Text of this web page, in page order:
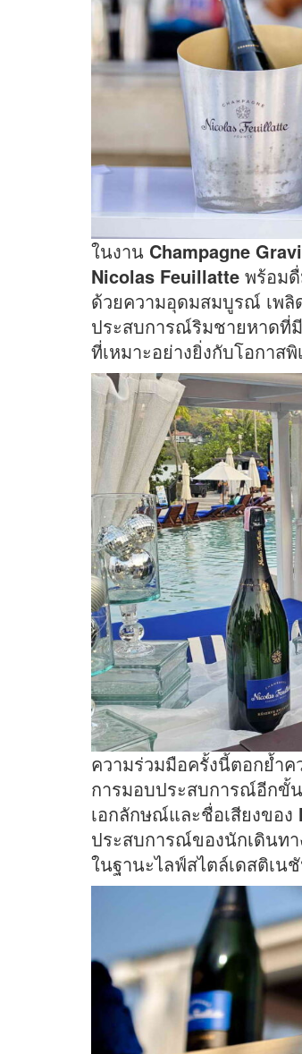
ในงาน Champagne
Nicolas Feuillatte พร้อม
ด้วยความอุดมสมบูรณ์ เพลิ
ประสบการณ์ริมชายหาดที่
ที่เหมาะอย่างยิ่งกับโอกาส
ความร่วมมือครั้งนี้ตอกย้ำ
การมอบประสบการณ์อีกขั้
เอกลักษณ์และชื่อเสียงของ
ประสบการณ์ของนักเดินท
ในฐานะไลฟ์สไตล์เดสติเน